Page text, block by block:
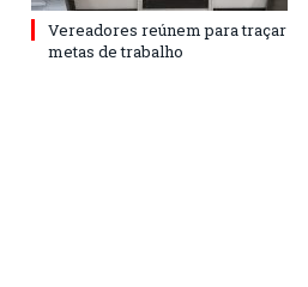
Vereadores reúnem para traçar
metas de trabalho